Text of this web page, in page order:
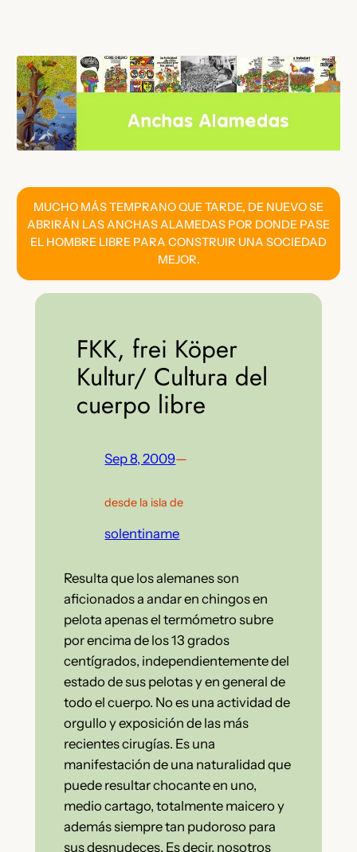
contenido
MUCHO MÁS TEMPRANO QUE TARDE, DE NUEVO SE
ABRIRÁN LAS ANCHAS ALAMEDAS POR DONDE PASE
EL HOMBRE LIBRE PARA CONSTRUIR UNA SOCIEDAD
MEJOR.
FKK, frei Köper
Kultur/ Cultura del
cuerpo libre
Sep 8, 2009—
desde la isla de
solentiname
Resulta que los alemanes son
aficionados a andar en chingos en
pelota apenas el termómetro subre
por encima de los 13 grados
centígrados, independientemente del
estado de sus pelotas y en general de
todo el cuerpo. No es una actividad de
orgullo y exposición de las más
recientes cirugías. Es una
manifestación de una naturalidad que
puede resultar chocante en uno,
medio cartago, totalmente maicero y
además siempre tan pudoroso para
sus desnudeces. Es decir, nosotros